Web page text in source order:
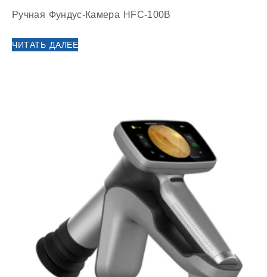
Ручная Фундус-Камера HFC-100B
ЧИТАТЬ ДАЛЕЕ